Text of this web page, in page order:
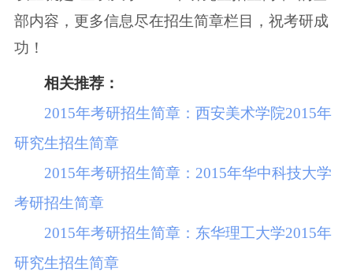
部内容，更多信息尽在招生简章栏目，祝考研成
功！
相关推荐：
2015年考研招生简章：西安美术学院2015年
研究生招生简章
2015年考研招生简章：2015年华中科技大学
考研招生简章
2015年考研招生简章：东华理工大学2015年
研究生招生简章